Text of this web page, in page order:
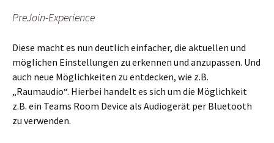
PreJoin-Experience
Diese macht es nun deutlich einfacher, die aktuellen und
möglichen Einstellungen zu erkennen und anzupassen. Und
auch neue Möglichkeiten zu entdecken, wie z.B.
„Raumaudio“. Hierbei handelt es sich um die Möglichkeit
z.B. ein Teams Room Device als Audiogerät per Bluetooth
zu verwenden.